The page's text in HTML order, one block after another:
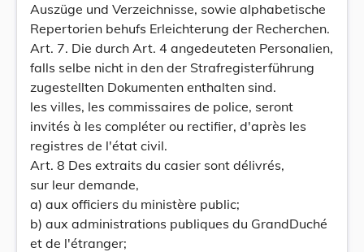
Auszüge und Verzeichnisse, sowie alphabetische
Repertorien behufs Erleichterung der Recherchen.
Art. 7. Die durch Art. 4 angedeuteten Personalien,
falls selbe nicht in den der Strafregisterführung
zugestellten Dokumenten enthalten sind.
les villes, les commissaires de police, seront
invités à les compléter ou rectifier, d'après les
registres de l'état civil.
Art. 8 Des extraits du casier sont délivrés,
sur leur demande,
a) aux officiers du ministère public;
b) aux administrations publiques du GrandDuché
et de l'étranger;